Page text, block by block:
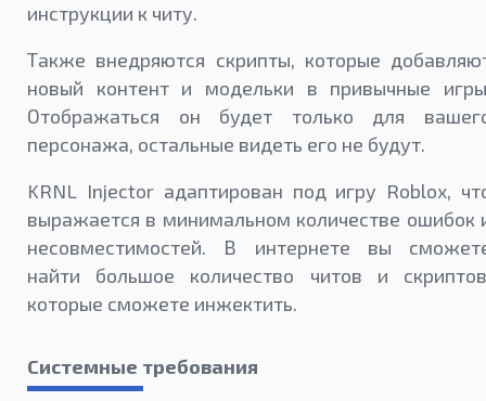
инструкции к читу.
Также внедряются скрипты, которые
новый контент и модельки в привычные
Отображаться он будет только для
персонажа, остальные видеть его не будут.
KRNL Injector адаптирован под игру Roblox,
выражается в минимальном количестве ошибок
несовместимостей. В интернете вы
найти большое количество читов и
которые сможете инжектить.
Системные требования